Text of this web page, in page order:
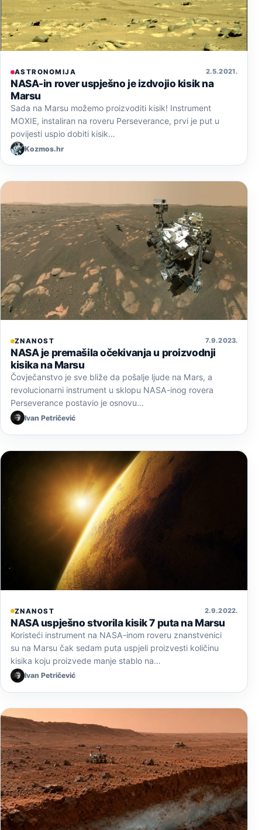
ASTRONOMIJA 2. 5. 2021.
NASA-in rover uspješno je izdvojio kisik na
Marsu
Sada na Marsu možemo proizvoditi kisik! Instrument
MOXIE, instaliran na roveru Perseverance, prvi je put u
povijesti uspio dobiti kisik…
Kozmos.hr
ZNANOST 7. 9. 2023.
NASA je premašila očekivanja u proizvodnji
kisika na Marsu
Čovječanstvo je sve bliže da pošalje ljude na Mars, a
revolucionarni instrument u sklopu NASA-inog rovera
Perseverance postavio je osnovu…
Ivan Petričević
ZNANOST 2. 9. 2022.
NASA uspješno stvorila kisik 7 puta na Marsu
Koristeći instrument na NASA-inom roveru znanstvenici
su na Marsu čak sedam puta uspjeli proizvesti količinu
kisika koju proizvede manje stablo na…
Ivan Petričević